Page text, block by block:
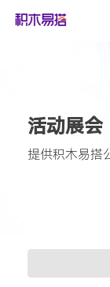
活动展会
提供积木易搭